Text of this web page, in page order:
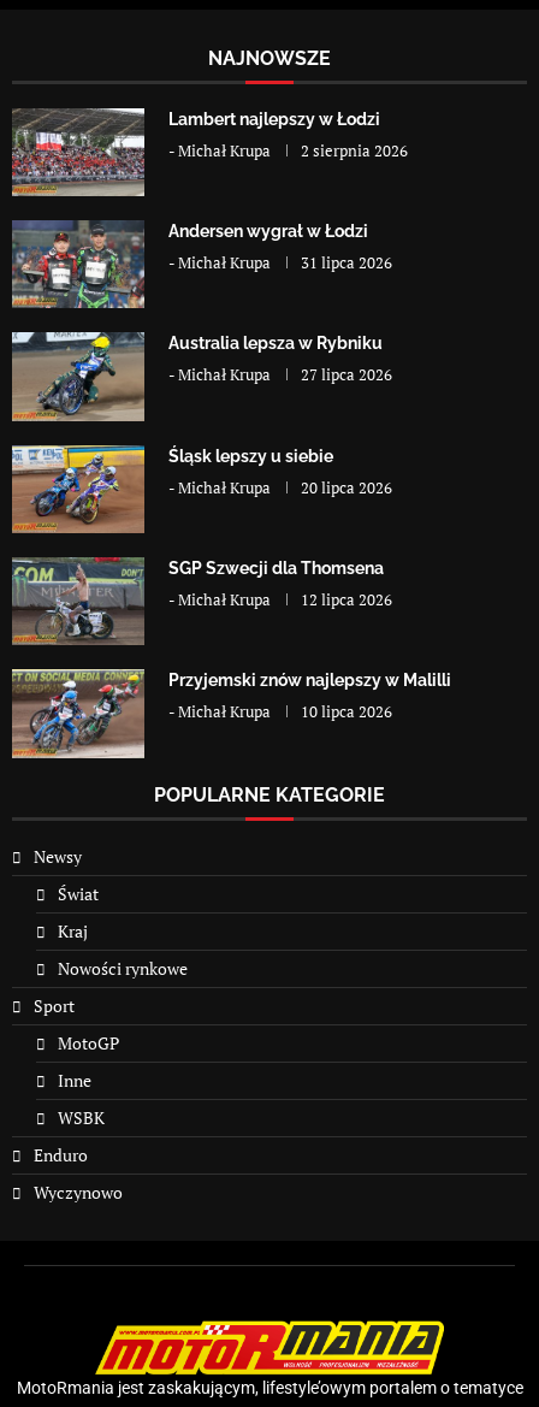
NAJNOWSZE
Lambert najlepszy w Łodzi
-Michał Krupa 2 sierpnia 2026
Andersen wygrał w Łodzi
-Michał Krupa 31 lipca 2026
Australia lepsza w Rybniku
-Michał Krupa 27 lipca 2026
Śląsk lepszy u siebie
-Michał Krupa 20 lipca 2026
SGP Szwecji dla Thomsena
-Michał Krupa 12 lipca 2026
Przyjemski znów najlepszy w Malilli
-Michał Krupa 10 lipca 2026
POPULARNE KATEGORIE
Newsy
Świat
Kraj
Nowości rynkowe
Sport
MotoGP
Inne
WSBK
Enduro
Wyczynowo
MotoRmania jest zaskakującym, lifestyle’owym portalem o tematyce